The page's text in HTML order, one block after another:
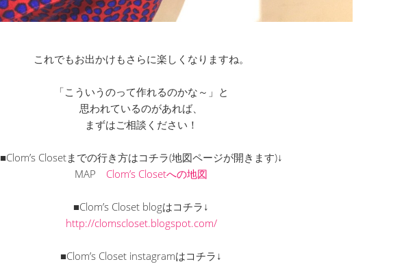
これでもお出かけもさらに楽しくなりますね。
「こういうのって作れるのかな～」と
思われているのがあれば、
まずはご相談ください！
■Clom’s Closetまでの行き方はコチラ(地図ページが開きます)↓
MAP Clom’s Closetへの地図
■Clom’s Closet blogはコチラ↓
http://clomscloset.blogspot.com/
■Clom’s Closet instagramはコチラ↓